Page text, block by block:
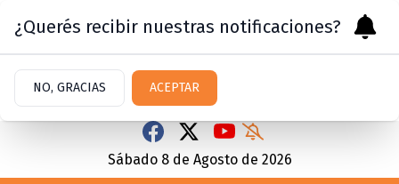
Sábado 8 de Agosto de 2026
¿Querés recibir nuestras notificaciones?
NO, GRACIAS ACEPTAR